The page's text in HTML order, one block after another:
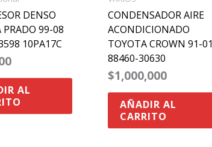
DENSO
PRADO 99-08
10PA17C
AL
CONDENSADOR AIRE
ACONDICIONADO
TOYOTA CROWN 91-01
88460-30630
$1,000,000
AÑADIR AL
CARRITO